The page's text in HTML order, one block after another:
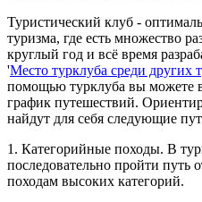
Туристический клуб -
туризма, где есть множество
круглый год и всё время
'Место турклуба среди других
помощью турклуба вы можете
график путешествий.
найдут для себя следующие
1. Категорийные походы. В
последовательно пройти путь
походам высоких категорий.